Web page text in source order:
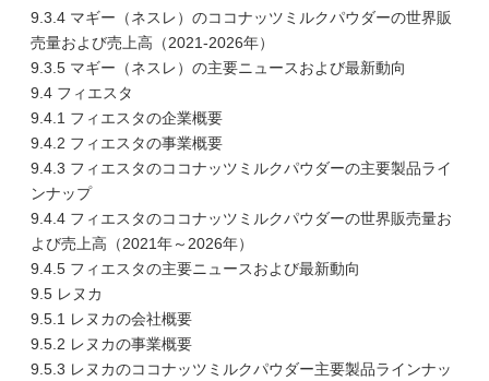
9.3.4 マギー（ネスレ）のココナッツミルクパウダーの世界販
売量および売上高（2021-2026年）
9.3.5 マギー（ネスレ）の主要ニュースおよび最新動向
9.4 フィエスタ
9.4.1 フィエスタの企業概要
9.4.2 フィエスタの事業概要
9.4.3 フィエスタのココナッツミルクパウダーの主要製品ライ
ンナップ
9.4.4 フィエスタのココナッツミルクパウダーの世界販売量お
よび売上高（2021年～2026年）
9.4.5 フィエスタの主要ニュースおよび最新動向
9.5 レヌカ
9.5.1 レヌカの会社概要
9.5.2 レヌカの事業概要
9.5.3 レヌカのココナッツミルクパウダー主要製品ラインナッ